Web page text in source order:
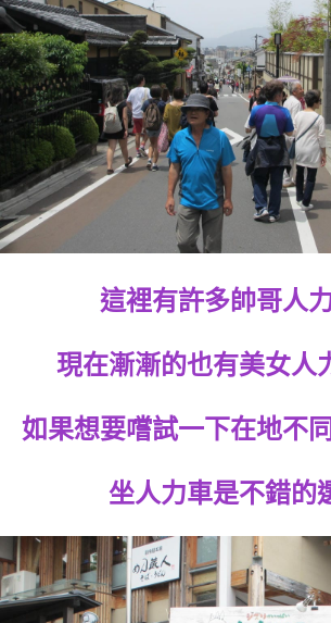
這裡有許多帥哥人
現在漸漸的也有美女人
如果想要嚐試一下在地不
坐人力車是不錯的